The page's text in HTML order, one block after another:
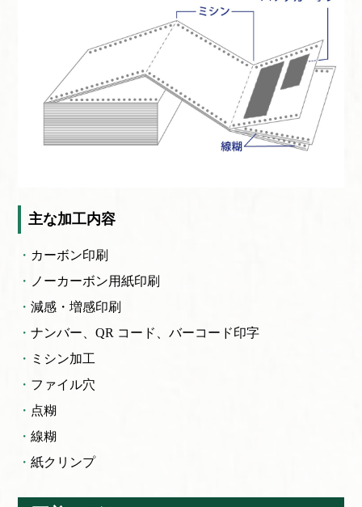
主な加工内容
カーボン印刷
ノーカーボン用紙印刷
減感・増感印刷
ナンバー、QR コード、バーコード印字
ミシン加工
ファイル穴
点糊
線糊
紙クリンプ